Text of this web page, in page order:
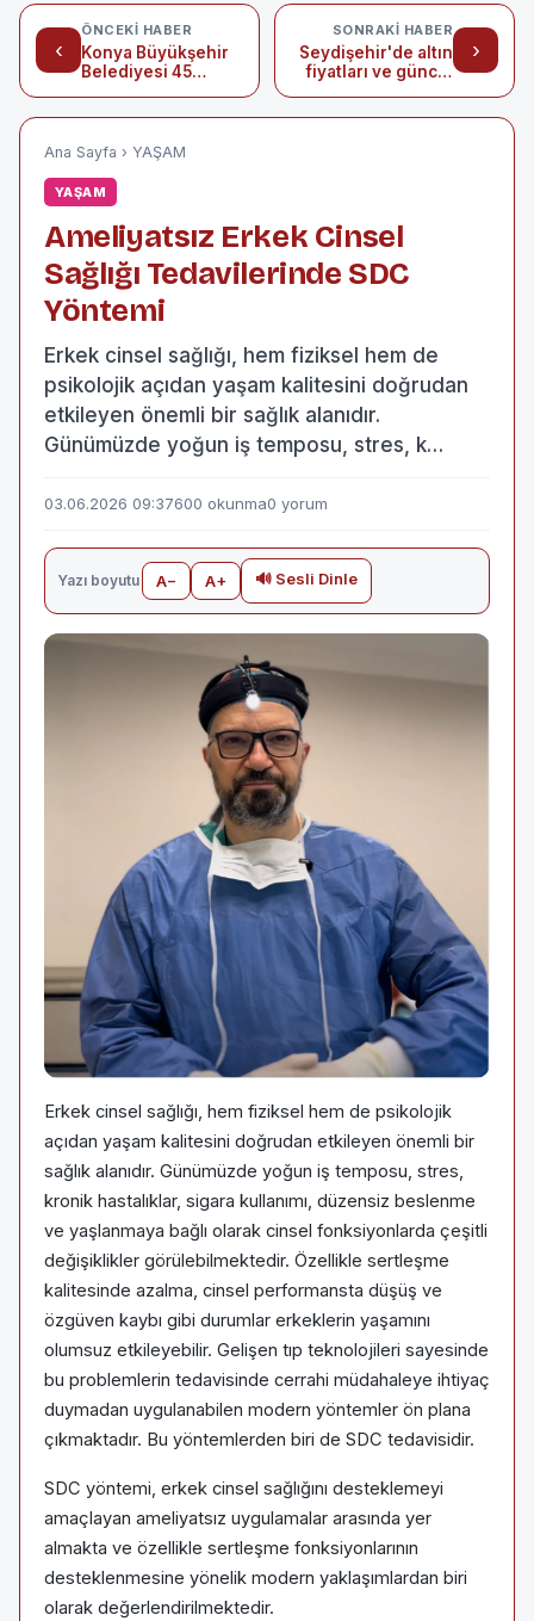
‹
ÖNCEKI HABER
Konya Büyükşehir
Belediyesi 45
›
SONRAKI HABER
Seydişehir'de altın
fiyatları ve güncel
Ana Sayfa › YAŞAM
YAŞAM
Ameliyatsız Erkek Cinsel
Sağlığı Tedavilerinde SDC
Yöntemi
Erkek cinsel sağlığı, hem fiziksel hem de
psikolojik açıdan yaşam kalitesini doğrudan
etkileyen önemli bir sağlık alanıdır.
Günümüzde yoğun iş temposu, stres, k…
03.06.2026 09:37600 okunma0 yorum
Yazı boyutu A− A+ 🔊 Sesli Dinle
Erkek cinsel sağlığı, hem fiziksel hem de psikolojik
açıdan yaşam kalitesini doğrudan etkileyen önemli bir
sağlık alanıdır. Günümüzde yoğun iş temposu, stres,
kronik hastalıklar, sigara kullanımı, düzensiz beslenme
ve yaşlanmaya bağlı olarak cinsel fonksiyonlarda çeşitli
değişiklikler görülebilmektedir. Özellikle sertleşme
kalitesinde azalma, cinsel performansta düşüş ve
özgüven kaybı gibi durumlar erkeklerin yaşamını
olumsuz etkileyebilir. Gelişen tıp teknolojileri sayesinde
bu problemlerin tedavisinde cerrahi müdahaleye ihtiyaç
duymadan uygulanabilen modern yöntemler ön plana
çıkmaktadır. Bu yöntemlerden biri de SDC tedavisidir.
SDC yöntemi, erkek cinsel sağlığını desteklemeyi
amaçlayan ameliyatsız uygulamalar arasında yer
almakta ve özellikle sertleşme fonksiyonlarının
desteklenmesine yönelik modern yaklaşımlardan biri
olarak değerlendirilmektedir.